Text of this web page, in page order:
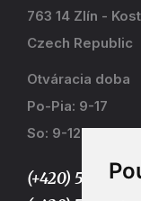
763 14 Zlín -
Czech Republic
Otváracia doba
Po-Pia: 9-17
So: 9-12
(+420) 577 915